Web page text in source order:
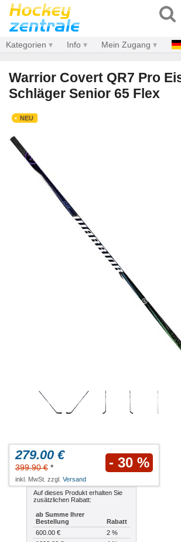
Kategorien Info Mein Zugang
Warrior Covert QR7 Pro
Schläger Senior 65 Flex
NEU
279.00 €
399.90 € * - 30 %
inkl. MwSt. zzgl. Versand
Auf dieses Produkt erhalten Sie
zusätzlichen Rabatt:
ab Summe Ihrer
Bestellung
Rabatt
600.00 €
2 %